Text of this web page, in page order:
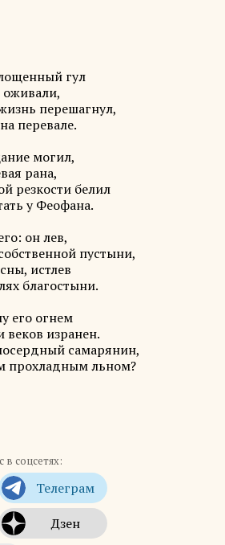
гул
перешагнул,
перевале.
могил,
рана,
резкости белил
у Феофана.
он лев,
пустыни,
истлев
благостыни.
его огнем
изранен.
самарянин,
прохладным льном?
в соцсетях: